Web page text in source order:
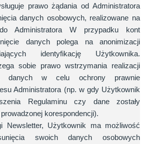
prawo żądania od Administratora
danych osobowych, realizowane na
Administratora W przypadku kont
danych polega na anonimizacji
identyfikację Użytkownika.
sobie prawo wstrzymania realizacji
danych w celu ochrony prawnie
Administratora (np. w gdy Użytkownik
Regulaminu czy dane zostały
korespondencji).
Newsletter, Użytkownik ma możliwość
swoich danych osobowych